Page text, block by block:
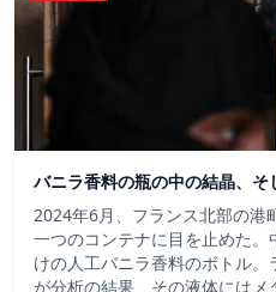
バニラ香料の瓶の中の結晶、
2024年6月、フランス北部の港
一つのコンテナに目を止めた
けの人工バニラ香料のボトル
が分析の結果、その液体には